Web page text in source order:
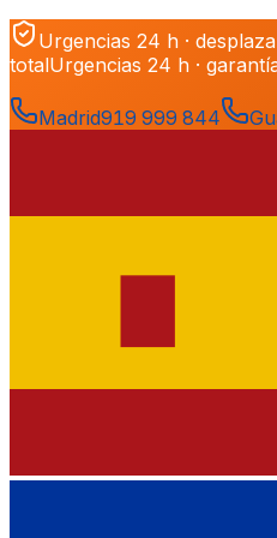
Urgencias 24 h ·
totalUrgencias 24 h ·
Madrid919 999 844